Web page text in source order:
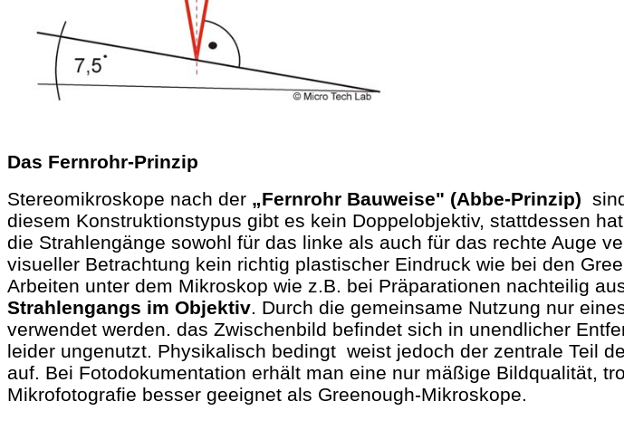
Das Fernrohr-Prinzip
Stereomikroskope nach der „Fernrohr Bauweise" (Abbe-Prinzip)
diesem Konstruktionstypus gibt es kein Doppelobjektiv, stattdessen
die Strahlengänge sowohl für das linke als auch für das rechte Auge
visueller Betrachtung kein richtig plastischer Eindruck wie bei den
Arbeiten unter dem Mikroskop wie z.B. bei Präparationen nachteilig
Strahlengangs im Objektiv. Durch die gemeinsame Nutzung nur
verwendet werden. das Zwischenbild befindet sich in unendlicher
leider ungenutzt. Physikalisch bedingt weist jedoch der zentrale Teil
auf. Bei Fotodokumentation erhält man eine nur mäßige Bildqualität,
Mikrofotografie besser geeignet als Greenough-Mikroskope.